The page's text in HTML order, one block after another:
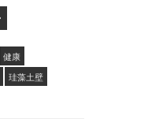
健康
珪藻土壁